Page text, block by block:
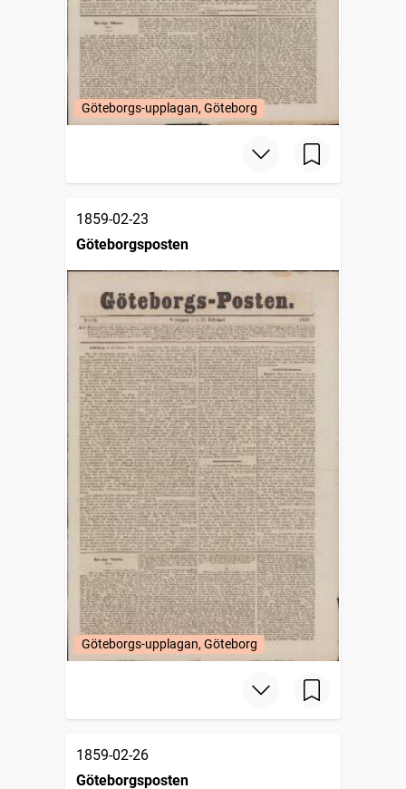
Göteborgs-upplagan, Göteborg
1859-02-23
Göteborgsposten
Göteborgs-upplagan, Göteborg
1859-02-26
Göteborgsposten